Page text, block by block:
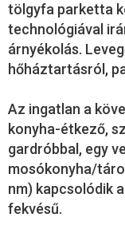
tölgyfa parketta
technológiával
árnyékolás.
hőháztartásról,
Az ingatlan a
konyha-étkező,
gardróbbal, egy
mosókonyha/
nm) kapcsolódik
fekvésű.